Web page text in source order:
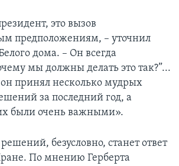
это вызов
предположениям, – уточнил
дома. – Он всегда
мы должны делать это так?”...
принял несколько мудрых
за последний год, а
были очень важными».
безусловно, станет ответ
По мнению Герберта